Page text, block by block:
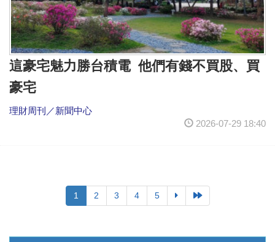
這豪宅魅力勝台積電 他們有錢不買股、買
豪宅
理財周刊／新聞中心
2026-07-29 18:40
1 2 3 4 5